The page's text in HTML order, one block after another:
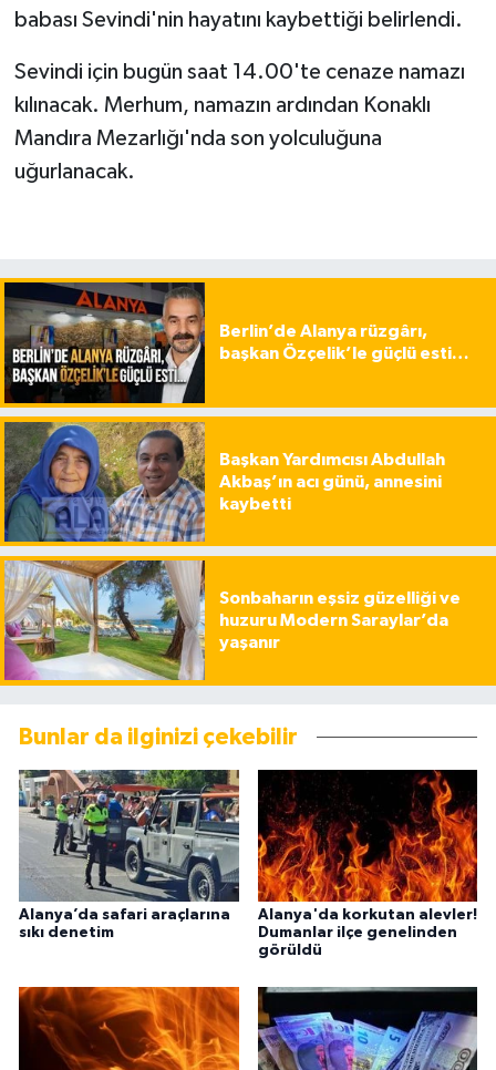
babası Sevindi'nin hayatını kaybettiği belirlendi.
Sevindi için bugün saat 14.00'te cenaze namazı
kılınacak. Merhum, namazın ardından Konaklı
Mandıra Mezarlığı'nda son yolculuğuna
uğurlanacak.
Berlin’de Alanya rüzgârı,
başkan Özçelik’le güçlü esti…
Başkan Yardımcısı Abdullah
Akbaş’ın acı günü, annesini
kaybetti
Sonbaharın eşsiz güzelliği ve
huzuru Modern Saraylar’da
yaşanır
Bunlar da ilginizi çekebilir
Alanya’da safari araçlarına
sıkı denetim
Alanya'da korkutan alevler!
Dumanlar ilçe genelinden
görüldü